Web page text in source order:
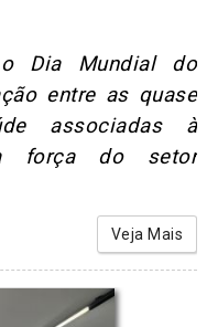
Dia Mundial do
entre as quase
associadas à
a força do setor
Veja Mais